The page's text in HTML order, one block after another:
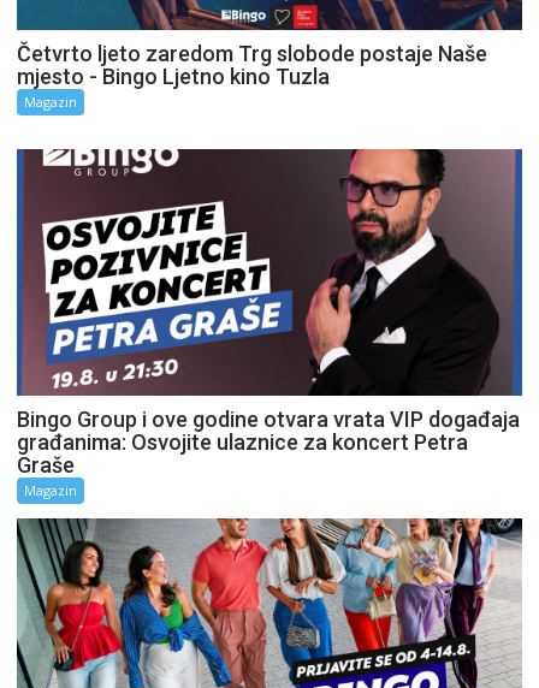
Četvrto ljeto zaredom Trg slobode postaje Naše
mjesto - Bingo Ljetno kino Tuzla
Magazin
Bingo Group i ove godine otvara vrata VIP događaja
građanima: Osvojite ulaznice za koncert Petra
Graše
Magazin